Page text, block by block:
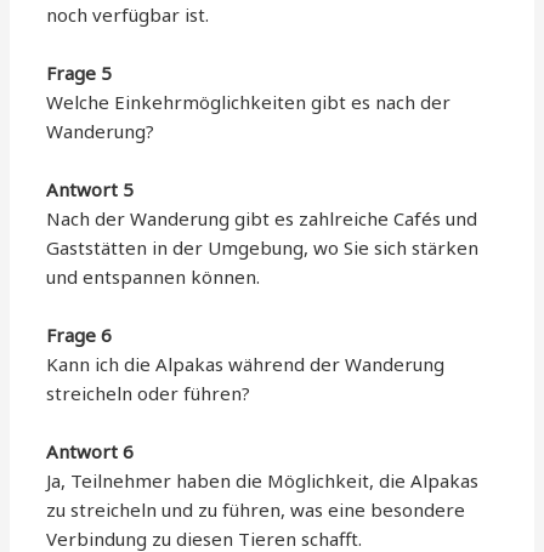
noch verfügbar ist.
Frage 5
Welche Einkehrmöglichkeiten gibt es nach der
Wanderung?
Antwort 5
Nach der Wanderung gibt es zahlreiche Cafés und
Gaststätten in der Umgebung, wo Sie sich stärken
und entspannen können.
Frage 6
Kann ich die Alpakas während der Wanderung
streicheln oder führen?
Antwort 6
Ja, Teilnehmer haben die Möglichkeit, die Alpakas
zu streicheln und zu führen, was eine besondere
Verbindung zu diesen Tieren schafft.